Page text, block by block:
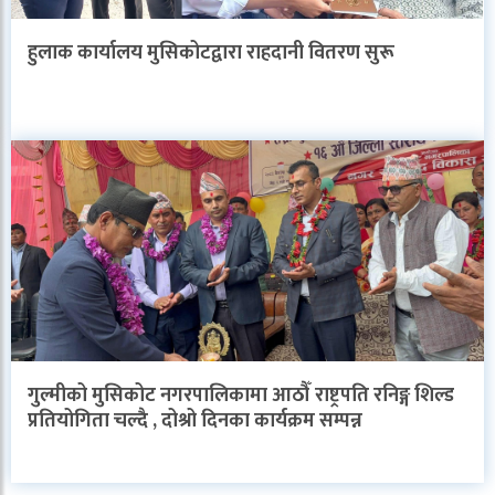
हुलाक कार्यालय मुसिकोटद्वारा राहदानी वितरण सुरू
गुल्मीको मुसिकोट नगरपालिकामा आठौँ राष्ट्रपति रनिङ्ग शिल्ड
प्रतियोगिता चल्दै , दोश्रो दिनका कार्यक्रम सम्पन्न